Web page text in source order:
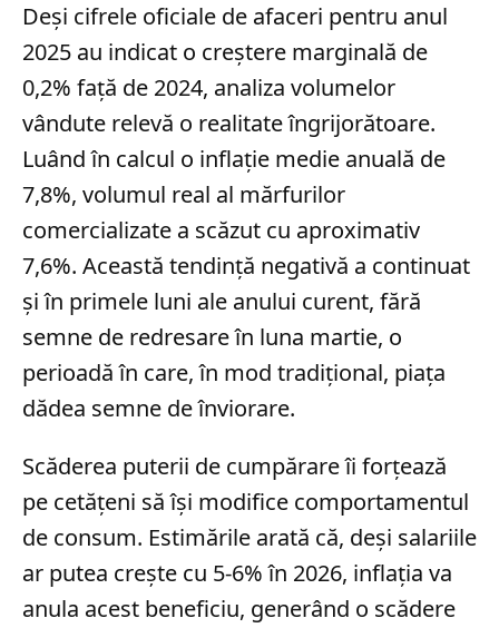
Deși cifrele oficiale de afaceri pentru anul
2025 au indicat o creștere marginală de
0,2% față de 2024, analiza volumelor
vândute relevă o realitate îngrijorătoare.
Luând în calcul o inflație medie anuală de
7,8%, volumul real al mărfurilor
comercializate a scăzut cu aproximativ
7,6%. Această tendință negativă a continuat
și în primele luni ale anului curent, fără
semne de redresare în luna martie, o
perioadă în care, în mod tradițional, piața
dădea semne de înviorare.
Scăderea puterii de cumpărare îi forțează
pe cetățeni să își modifice comportamentul
de consum. Estimările arată că, deși salariile
ar putea crește cu 5-6% în 2026, inflația va
anula acest beneficiu, generând o scădere